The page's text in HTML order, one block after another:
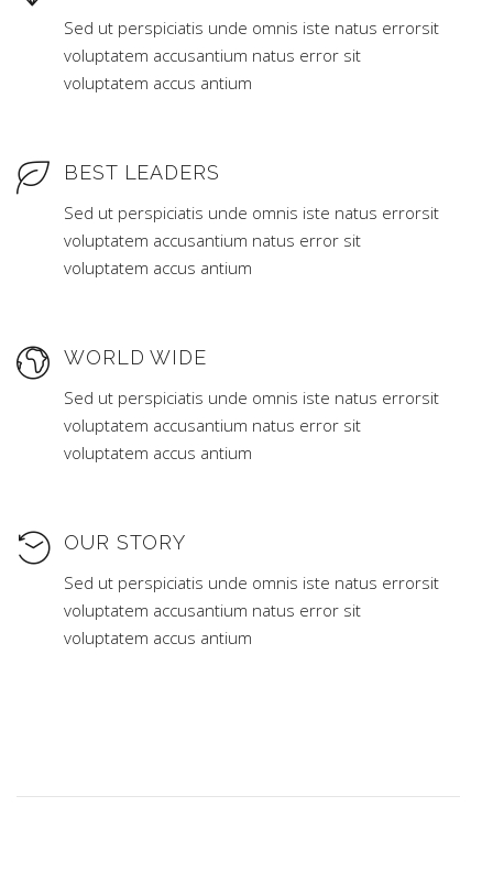
Sed ut perspiciatis unde omnis iste natus errorsit
voluptatem accusantium natus error sit
voluptatem accus antium
BEST LEADERS
Sed ut perspiciatis unde omnis iste natus errorsit
voluptatem accusantium natus error sit
voluptatem accus antium
WORLD WIDE
Sed ut perspiciatis unde omnis iste natus errorsit
voluptatem accusantium natus error sit
voluptatem accus antium
OUR STORY
Sed ut perspiciatis unde omnis iste natus errorsit
voluptatem accusantium natus error sit
voluptatem accus antium